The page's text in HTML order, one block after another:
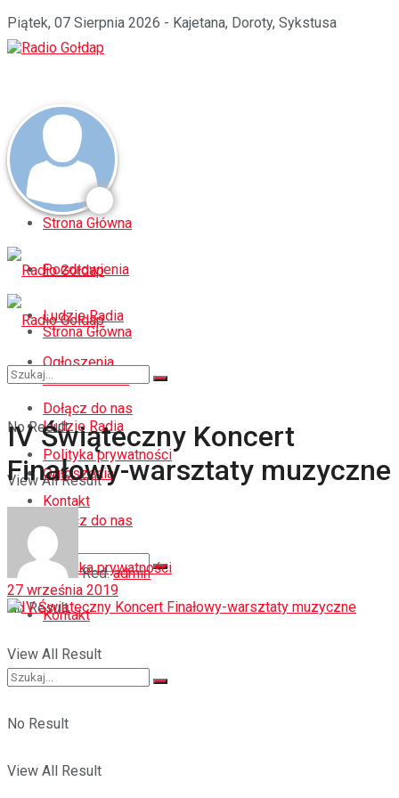
Piątek, 07 Sierpnia 2026 - Kajetana, Doroty, Sykstusa
Strona Główna
Pozdrowienia
Ludzie Radia
Ogłoszenia
Dołącz do nas
Polityka prywatności
Kontakt
No Result
View All Result
Strona Główna
Pozdrowienia
Ludzie Radia
Ogłoszenia
Dołącz do nas
Polityka prywatności
Kontakt
No Result
View All Result
No Result
View All Result
IV Świąteczny Koncert
Finałowy-warsztaty muzyczne
Red. admin
27 września 2019